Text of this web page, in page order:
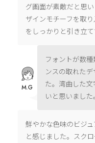
グ画面が素敵だと思
ザインモチーフを取
をしっかりと引き立
フォントが数
ンスの取れた
た。湾曲した
いと思いました。
M.G
鮮やかな色味のビジ
と感じました。スク